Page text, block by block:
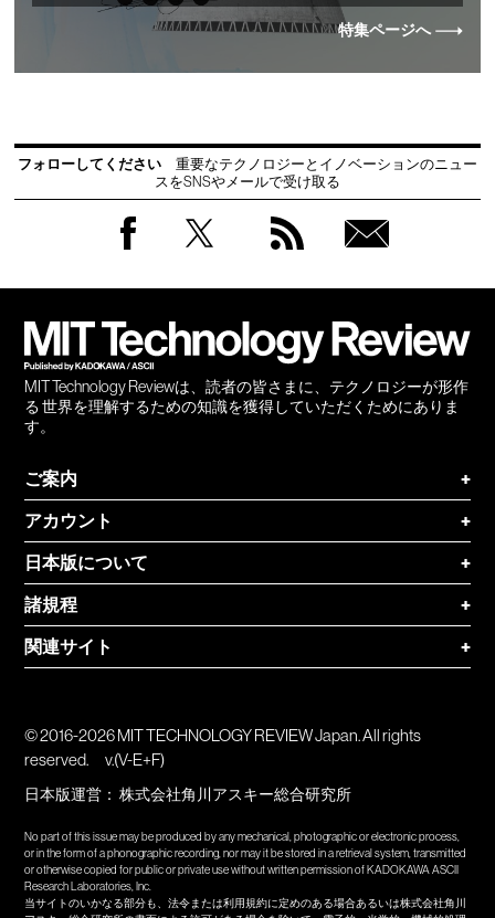
特集ページへ
フォローしてください
重要なテクノロジーとイノベーションのニュー
スをSNSやメールで受け取る
MIT Technology Reviewは、読者の皆さまに、テクノロジーが形作
る 世界を理解するための知識を獲得していただくためにありま
す。
ご案内
+
アカウント
+
日本版について
+
諸規程
+
関連サイト
+
© 2016-2026 MIT TECHNOLOGY REVIEW Japan. All rights
reserved.
v.(V-E+F)
日本版運営：株式会社角川アスキー総合研究所
No part of this issue may be produced by any mechanical, photographic or electronic process,
or in the form of a phonographic recording, nor may it be stored in a retrieval system, transmitted
or otherwise copied for public or private use without written permission of KADOKAWA ASCII
Research Laboratories, Inc.
当サイトのいかなる部分も、法令または利用規約に定めのある場合あるいは株式会社角川